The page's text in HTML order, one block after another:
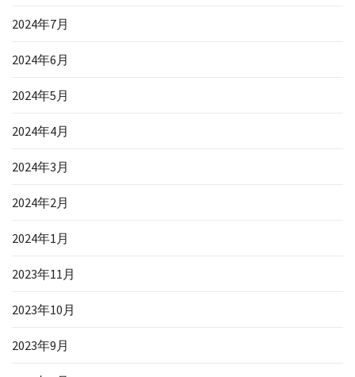
2024年7月
2024年6月
2024年5月
2024年4月
2024年3月
2024年2月
2024年1月
2023年11月
2023年10月
2023年9月